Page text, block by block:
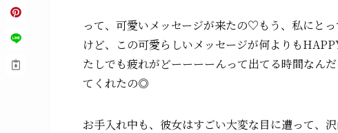
って、可愛いメッセージが来たの♡もう、私にと
けど、この可愛らしいメッセージが何よりも
たしでも疲れがどーーーーんって出てる時間なん
てくれたの◎
お手入れ中も、彼女はすごい大変な目に遭って、